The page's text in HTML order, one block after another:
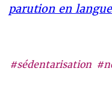
#sédentarisation
parution en